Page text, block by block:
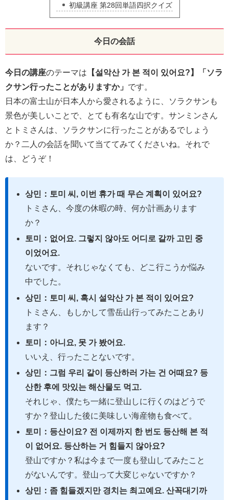
初級講座 第28回単語四択クイズ
今日の会話
今日の講座のテーマは 【설악산 가 본 적이 있어요?】「ソラ
クサン行ったことがありますか」 です。
日本の富士山が日本人から愛されるように、ソラクサンも
景色が美しいことで、とても有名な山です。サンミンさん
とトミさんは、ソラクサンに行ったことがあるでしょう
か？二人の会話を聞いて当ててみてくださいね。それで
は、どうぞ！
상민：토미 씨, 이번 휴가 때 무슨 계획이 있어요?
トミさん、今度の休暇の時、何か計画あります
か？
토미：없어요. 그렇지 않아도 어디로 갈까 고민 중
이었어요.
ないです。それじゃなくても、どこ行こうか悩み
中でした。
상민：토미 씨, 혹시 설악산 가 본 적이 있어요?
トミさん、もしかして雪岳山行ってみたことあり
ます？
토미：아니요, 못 가 봤어요.
いいえ、行ったことないです。
상민：그럼 우리 같이 등산하러 가는 건 어때요? 등
산한 후에 맛있는 해산물도 먹고.
それじゃ、僕たち一緒に登山しに行くのはどうで
すか？登山した後に美味しい海産物も食べて。
토미：등산이요? 전 이제까지 한 번도 등산해 본 적
이 없어요. 등산하는 거 힘들지 않아요?
登山ですか？私は今まで一度も登山してみたこと
がないんです。登山って大変じゃないですか？
상민：좀 힘들겠지만 경치는 최고예요. 산꼭대기까